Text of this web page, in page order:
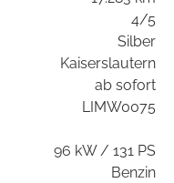
4/5
Silber
Kaiserslautern
ab sofort
LIMW0075
96 kW / 131 PS
Benzin